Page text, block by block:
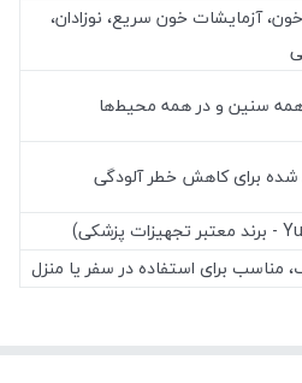
آزمایشات خون سریع، نوزادان،
همه سنین و در همه محیط‌ها
شده برای کاهش خطر آلودگی
مناسب برای استفاده در سفر یا منزل